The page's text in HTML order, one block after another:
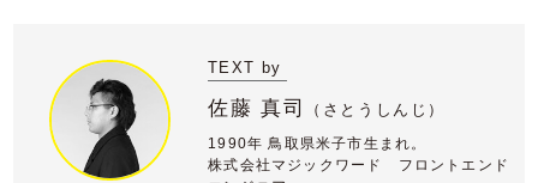
TEXT by
佐藤 真司 （ さとうしんじ）
1990年 鳥取県米子市生まれ。
株式会社マジックワード フロントエンド